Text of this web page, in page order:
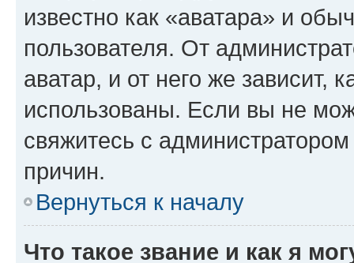
известно как «аватара» и
пользователя. От
аватар, и от него же зависит,
использованы. Если вы не
свяжитесь с
причин.
Вернуться к началу
Что такое звание и как я